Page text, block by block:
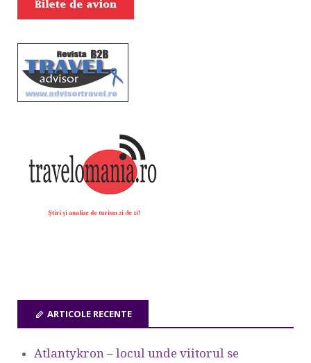
ARTICOLE RECENTE
Atlantykron – locul unde viitorul se